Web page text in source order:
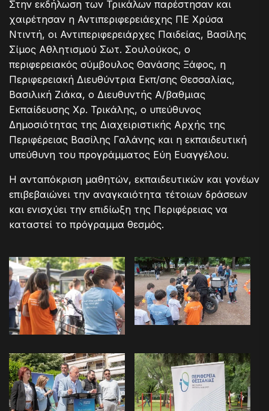
Στην εκδήλωση των Τρικάλων παρέστησαν και
χαιρέτησαν η Αντιπεριφερειάεχης ΠΕ Χρύσα
Ντιντή, οι Αντιπεριφερειάρχες Παιδείας, Βασίλης
Σίμος Αθλητισμού Σωτ. Σουλούκος, ο
περιφερειακός σύμβουλος Θανάσης Ξάφος, η
Περιφερειακή Διευθύντρια Εκπ/σης Θεσσαλίας,
Βασιλική Ζιάκα, ο Διευθυντής Α/βαθμιας
Εκπαίδευσης Χρ. Τρικάλης, ο υπεύθυνος
Δημοσιότητας της Διαχειριστικής Αρχής της
Περιφέρειας Βασίλης Γαλάνης και η εκπαιδευτική
υπεύθυνη του προγράμματος Εύη Ευαγγέλου.
Η ανταπόκριση μαθητών, εκπαιδευτικών και γονέων
επιβεβαιώνει την αναγκαιότητα τέτοιων δράσεων
και ενισχύει την επιδίωξη της Περιφέρειας να
καταστεί το πρόγραμμα θεσμός.